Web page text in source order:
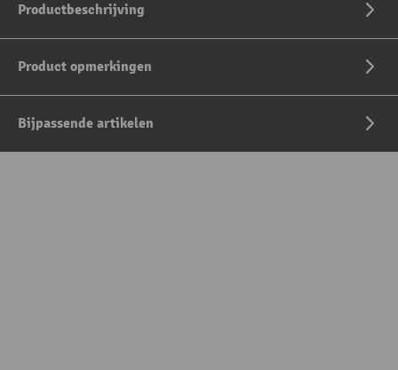
Productbeschrijving
Product opmerkingen
Bijpassende artikelen